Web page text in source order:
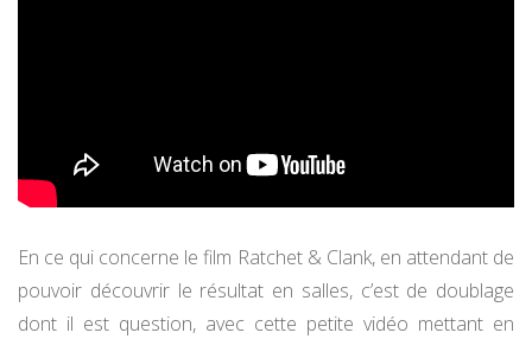
En ce qui concerne le film Ratchet & Clank, en attendant de
pouvoir découvrir le résultat en salles, c’est de doublage
dont il est question, avec cette petite vidéo mettant en